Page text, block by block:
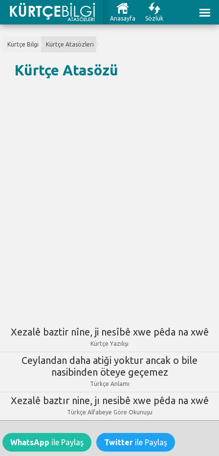
Anasayfa Sözlük
Kürtçe Bilgi Kürtçe Atasözleri
Kürtçe Atasözü
Xezalê baztir nîne, ji nesîbê xwe pêda na xwê
Kürtçe Yazılışı
Ceylandan daha atiği yoktur ancak o bile
nasibinden öteye geçemez
Türkçe Anlamı
Xezalê baztır nine, jı nesibê xwe pêda na xwê
Türkçe Alfabeye Göre Okunuşu
WhatsApp ile Paylaş Twitter ile Paylaş